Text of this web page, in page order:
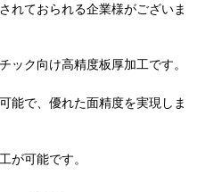
れておられる企業様がございま
ク向け高精度板厚加工です。
能で、優れた面精度を実現しま
が可能です。